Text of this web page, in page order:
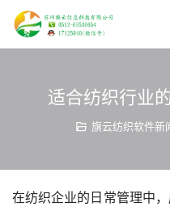
适合纺织行业
旗云纺织软件新
在纺织企业的日常管理中